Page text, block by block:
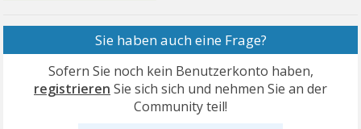
Sie haben auch eine Frage?
Sofern Sie noch kein Benutzerkonto haben,
registrieren Sie sich sich und nehmen Sie an der
Community teil!